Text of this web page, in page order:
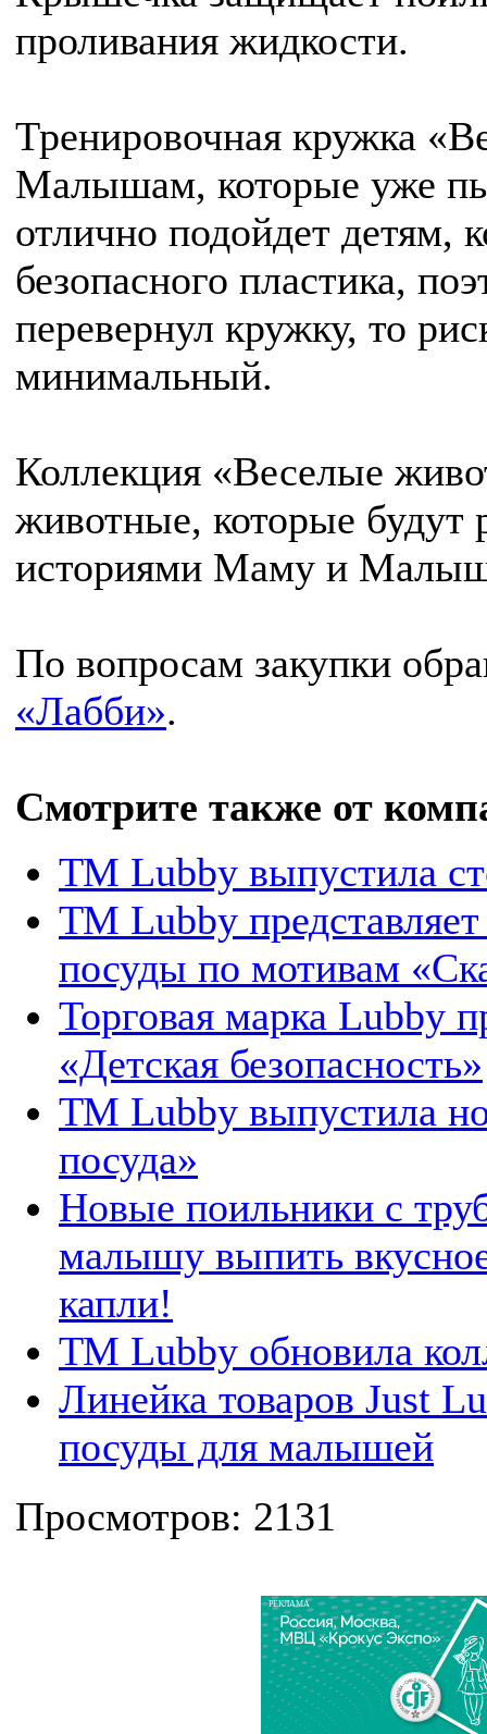
проливания жидкости.
Тренировочная кружка
Малышам, которые уже
отлично подойдет детям,
безопасного пластика,
перевернул кружку, то
минимальный.
Коллекция «Веселые
животные, которые будут
историями Маму и
По вопросам закупки
«Лабби».
Смотрите также от
ТМ Lubby выпустила
ТМ Lubby
посуды по мотивам
Торговая марка Lubby
«Детская безопасность»
ТМ Lubby выпустила
посуда»
Новые поильники с
малышу выпить
капли!
ТМ Lubby обновила
Линейка товаров Just
посуды для малышей
Просмотров: 2131
РЕКЛАМА